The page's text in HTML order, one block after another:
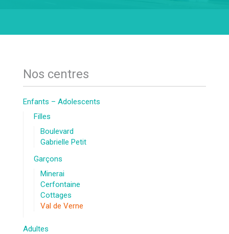
Nos centres
Enfants – Adolescents
Filles
Boulevard
Gabrielle Petit
Garçons
Minerai
Cerfontaine
Cottages
Val de Verne
Adultes